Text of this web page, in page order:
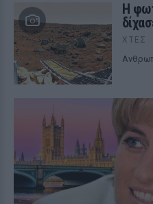
Η
ΧΤΕΣ